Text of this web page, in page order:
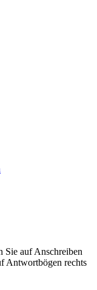
Sie auf Anschreiben
Antwort­bögen rechts